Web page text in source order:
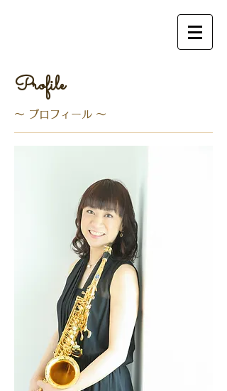
Profile
​～ プロフィール ～